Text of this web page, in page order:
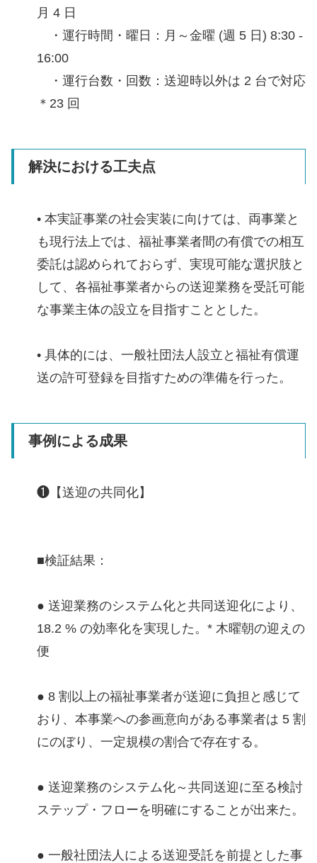
月 4 日
・運行時間・曜日：月～金曜 (週 5 日) 8:30 -
16:00
・運行台数・回数：送迎時以外は 2 台で対応
＊23 回
解決における工夫点
• 本実証事業の社会実装に向けては、両事業と
も現行法上では、福祉事業者間の有償での相互
委託は認められておらず、実現可能な選択肢と
して、各福祉事業者からの送迎業務を受託可能
な事業主体の設立を目指すこととした。
• 具体的には、一般社団法人設立と福祉有償運
送の許可登録を目指すための準備を行った。
事例による成果
❶【送迎の共同化】
■検証結果：
● 送迎業務のシステム化と共同送迎化により、
18.2 % の効率化を実現した。* 木曜朝の迎えの
便
● 8 割以上の福祉事業者が送迎に負担と感じて
おり、本事業への参画意向がある事業者は 5 割
にのぼり、一定規模の割合で存在する。
● 送迎業務のシステム化～共同送迎に至る検討
ステップ・フローを明確にすることが出来た。
● 一般社団法人による送迎受託を前提とした事